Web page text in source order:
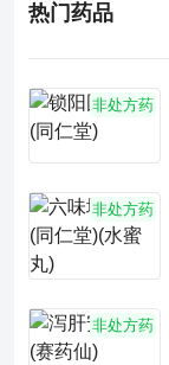
热门药品
非处方药
非处方药
非处方药